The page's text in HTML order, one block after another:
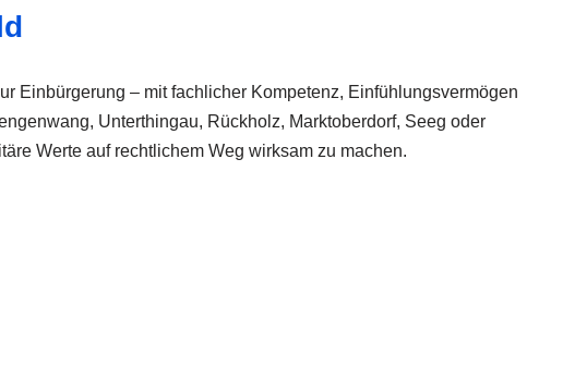
Einbürgerung – mit fachlicher Kompetenz, Einfühlungsvermögen
Unterthingau, Rückholz, Marktoberdorf, Seeg oder
Werte auf rechtlichem Weg wirksam zu machen.